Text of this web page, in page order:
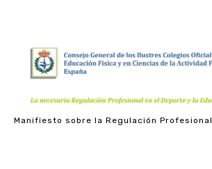
Manifiesto sobre la Regulación Profesional